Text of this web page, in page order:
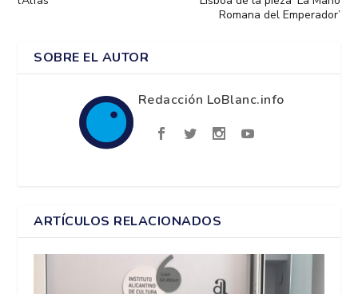
Romana del Emperador’
SOBRE EL AUTOR
Redacción LoBlanc.info
ARTÍCULOS RELACIONADOS